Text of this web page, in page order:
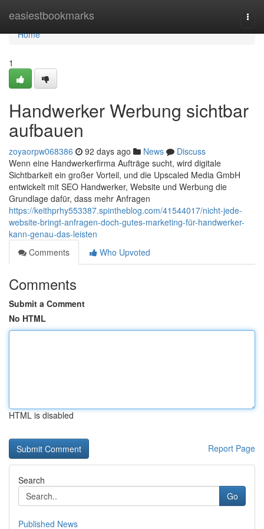
easiestbookmarks
Home
Home
1
Handwerker Werbung sichtbar
aufbauen
zoyaorpw068386 92 days ago News
Discuss
Wenn eine Handwerkerfirma Aufträge sucht, wird digitale
Sichtbarkeit ein großer Vorteil, und die Upscaled Media GmbH
entwickelt mit SEO Handwerker, Website und Werbung die
Grundlage dafür, dass mehr Anfragen
https://keithprhy553387.spintheblog.com/41544017/nicht-jede-
website-bringt-anfragen-doch-gutes-marketing-für-handwerker-
kann-genau-das-leisten
Comments
Who Upvoted
Comments
Submit a Comment
No HTML
HTML is disabled
Report Page
Search
Go
Published News